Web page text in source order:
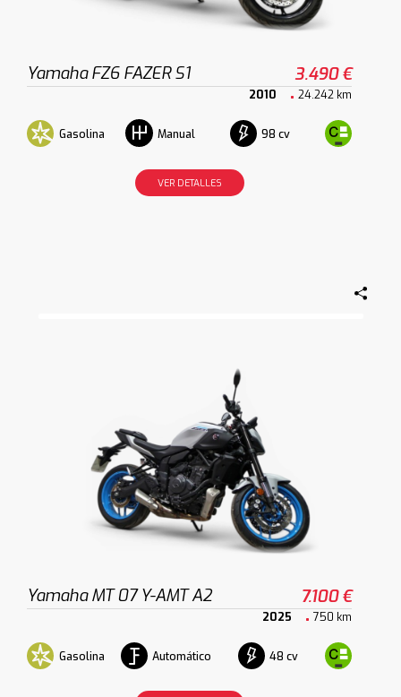
Yamaha FZ6 FAZER S1 3.490 €
2010 24.242 km
Gasolina Manual 98 cv
VER DETALLES
Yamaha MT 07 Y-AMT A2 7.100 €
2025 750 km
Gasolina Automático 48 cv